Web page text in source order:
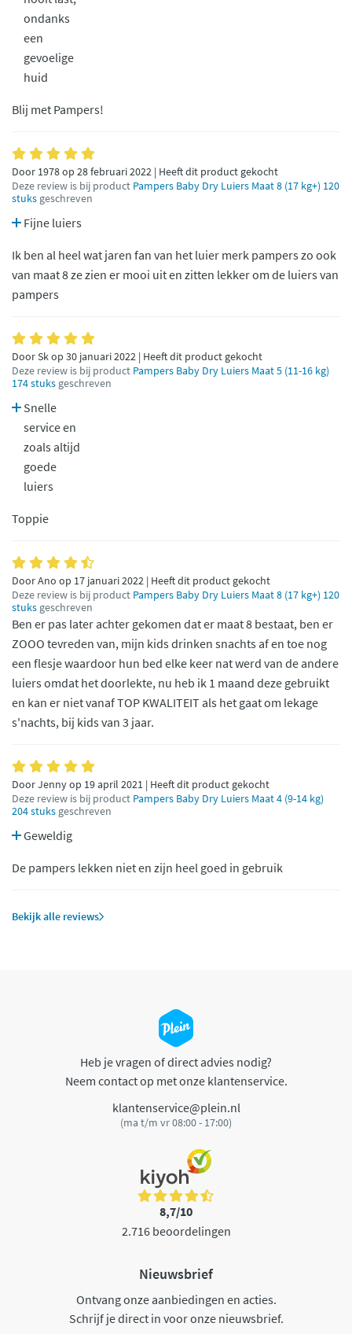
ondanks
een
gevoelige
huid
Blij met Pampers!
Door 1978 op 28 februari 2022 | Heeft dit product gekocht
Deze review is bij product Pampers Baby Dry Luiers Maat 8 (17 kg+) 120
stuks geschreven
Fijne luiers
Ik ben al heel wat jaren fan van het luier merk pampers zo ook
van maat 8 ze zien er mooi uit en zitten lekker om de luiers van
pampers
Door Sk op 30 januari 2022 | Heeft dit product gekocht
Deze review is bij product Pampers Baby Dry Luiers Maat 5 (11-16 kg)
174 stuks geschreven
Snelle
service en
zoals altijd
goede
luiers
Toppie
Door Ano op 17 januari 2022 | Heeft dit product gekocht
Deze review is bij product Pampers Baby Dry Luiers Maat 8 (17 kg+) 120
stuks geschreven
Ben er pas later achter gekomen dat er maat 8 bestaat, ben er
ZOOO tevreden van, mijn kids drinken snachts af en toe nog
een flesje waardoor hun bed elke keer nat werd van de andere
luiers omdat het doorlekte, nu heb ik 1 maand deze gebruikt
en kan er niet vanaf TOP KWALITEIT als het gaat om lekage
s'nachts, bij kids van 3 jaar.
Door Jenny op 19 april 2021 | Heeft dit product gekocht
Deze review is bij product Pampers Baby Dry Luiers Maat 4 (9-14 kg)
204 stuks geschreven
Geweldig
De pampers lekken niet en zijn heel goed in gebruik
Bekijk alle reviews
Heb je vragen of direct advies nodig?
Neem contact op met onze klantenservice.
klantenservice@plein.nl
(ma t/m vr 08:00 - 17:00)
8,7/10
2.716 beoordelingen
Nieuwsbrief
Ontvang onze aanbiedingen en acties.
Schrijf je direct in voor onze nieuwsbrief.